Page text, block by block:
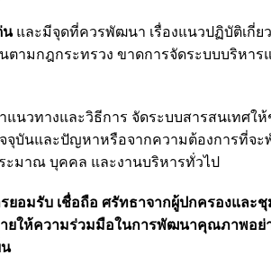
นและมีจุดที่ควรพัฒนา เรื่องแนวปฏิบัติเกี่
ตามกฎกระทรวง ขาดการจัดระบบบริหา
นวทางและวิธีการ จัดระบบสารสนเทศใ
บันและปัญหาหรือจากความต้องการที่จะ
มาณ บุคคล และงานบริหารทั่วไป
ยอมรับ เชื่อถือ ศรัทธาจากผู้ปกครองและ
ยให้ความร่วมมือในการพัฒนาคุณภาพอย่
น